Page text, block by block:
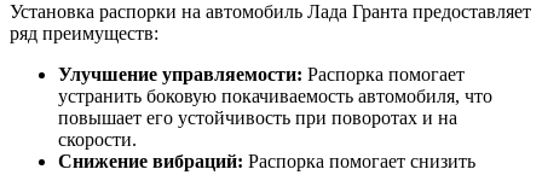
Установка распорки на автомобиль Лада Гранта предоставляет
ряд преимуществ:
Улучшение управляемости: Распорка помогает
устранить боковую покачиваемость автомобиля, что
повышает его устойчивость при поворотах и на
скорости.
Снижение вибраций: Распорка помогает снизить